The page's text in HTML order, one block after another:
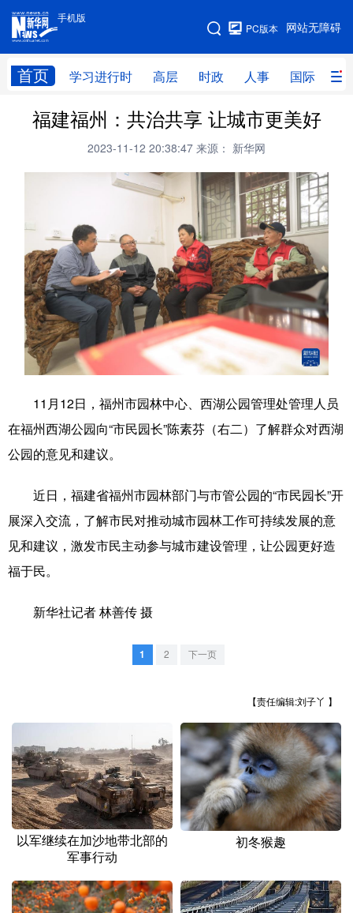
手机版
网站无障碍
PC版本
首页 学习进行时 高层 时政 人事 国际 财
手机版
网站地图
学习进行时 高层 时政 人事
财经 网评
思客智库 全球连线 教育
量子 体育
文化 书画 健康 军事
访谈 视频 图片
法律 中央文件 金融 汽车
食品 人居 信息化 数字经济
彩票
文化产业
地方频道
北京 天津
吉林
湖南
海南 重庆
四川 贵州 云南 西藏
陕西 甘肃 青海 宁夏
新疆 内蒙古
多语种频道
福建福州：共治共享 让城市更美好
2023-11-12 20:38:47 来源： 新华网
11月12日，福州市园林中心、西湖公园管理处管理人员
在福州西湖公园向“市民园长”陈素芬（右二）了解群众对西湖
公园的意见和建议。
近日，福建省福州市园林部门与市管公园的“市民园长”开
展深入交流，了解市民对推动城市园林工作可持续发展的意
见和建议，激发市民主动参与城市建设管理，让公园更好造
福于民。
新华社记者 林善传 摄
1 2 下一页
【责任编辑:刘子丫 】
以军继续在加沙地带北部的
军事行动
初冬猴趣